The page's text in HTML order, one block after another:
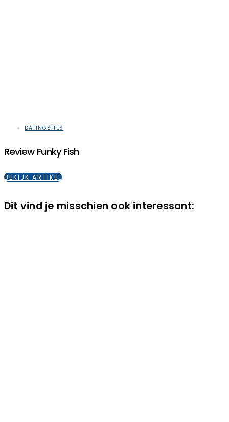
DATINGSITES
Review Funky Fish
BEKIJK ARTIKEL
Dit vind je misschien ook interessant: